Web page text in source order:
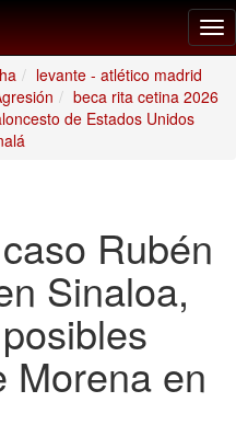
levante - atlético madrid
beca rita cetina 2026
de Estados Unidos
Rubén
Sinaloa,
Morena en